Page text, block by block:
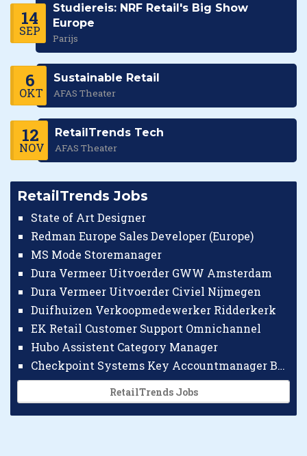
14
SEP
Studiereis: NRF Retail's Big Show
Europe
Parijs
6
OKT
Sustainable Retail
AFAS Theater
12
NOV
RetailTrends Tech
AFAS Theater
RetailTrends Jobs
State of Art Designer
Redman Europe Sales Developer (Europe)
MS Mode Storemanager
Dura Vermeer Uitvoerder GWW Amsterdam
Dura Vermeer Uitvoerder Civiel Nijmegen
Duifhuizen Verkoopmedewerker Ridderkerk
EK Retail Customer Support Omnichannel
Hubo Assistent Category Manager
Checkpoint Systems Key Accountmanager Benelux
RetailTrends Jobs